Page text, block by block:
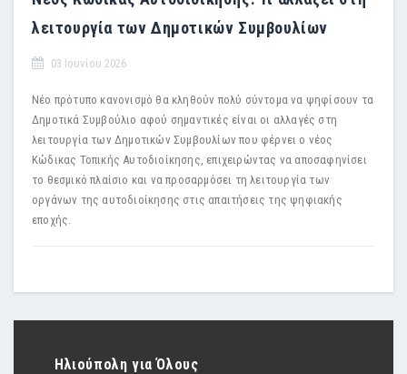
λειτουργία των Δημοτικών Συμβουλίων
03 Ιουνίου 2026
Νέο πρότυπο κανονισμό θα κληθούν πολύ σύντομα να ψηφίσουν τα
Δημοτικά Συμβούλιο αφού σημαντικές είναι οι αλλαγές στη
λειτουργία των Δημοτικών Συμβουλίων που φέρνει ο νέος
Κώδικας Τοπικής Αυτοδιοίκησης, επιχειρώντας να αποσαφηνίσει
το θεσμικό πλαίσιο και να προσαρμόσει τη λειτουργία των
οργάνων της αυτοδιοίκησης στις απαιτήσεις της ψηφιακής
εποχής.
Ηλιούπολη για Όλους